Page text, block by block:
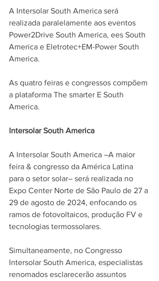
A Intersolar South America será
realizada paralelamente aos eventos
Power2Drive South America, ees South
America e Eletrotec+EM-Power South
America.
As quatro feiras e congressos compõem
a plataforma The smarter E South
America.
Intersolar South America
A Intersolar South America –A maior
feira & congresso da América Latina
para o setor solar– será realizada no
Expo Center Norte de São Paulo de 27 a
29 de agosto de 2024, enfocando os
ramos de fotovoltaicos, produção FV e
tecnologias termossolares.
Simultaneamente, no Congresso
Intersolar South America, especialistas
renomados esclarecerão assuntos